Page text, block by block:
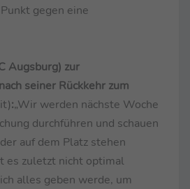
gegen eine
Augsburg) zur
seiner Rückkehr zum
:„Wir werden nächste Woche
durchführen und schauen
auf dem Platz stehen
es zuletzt nicht optimal
alles geben werde, um